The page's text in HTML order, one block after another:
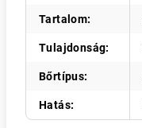
Tartalom:
Tulajdonság:
Bőrtípus:
Hatás: